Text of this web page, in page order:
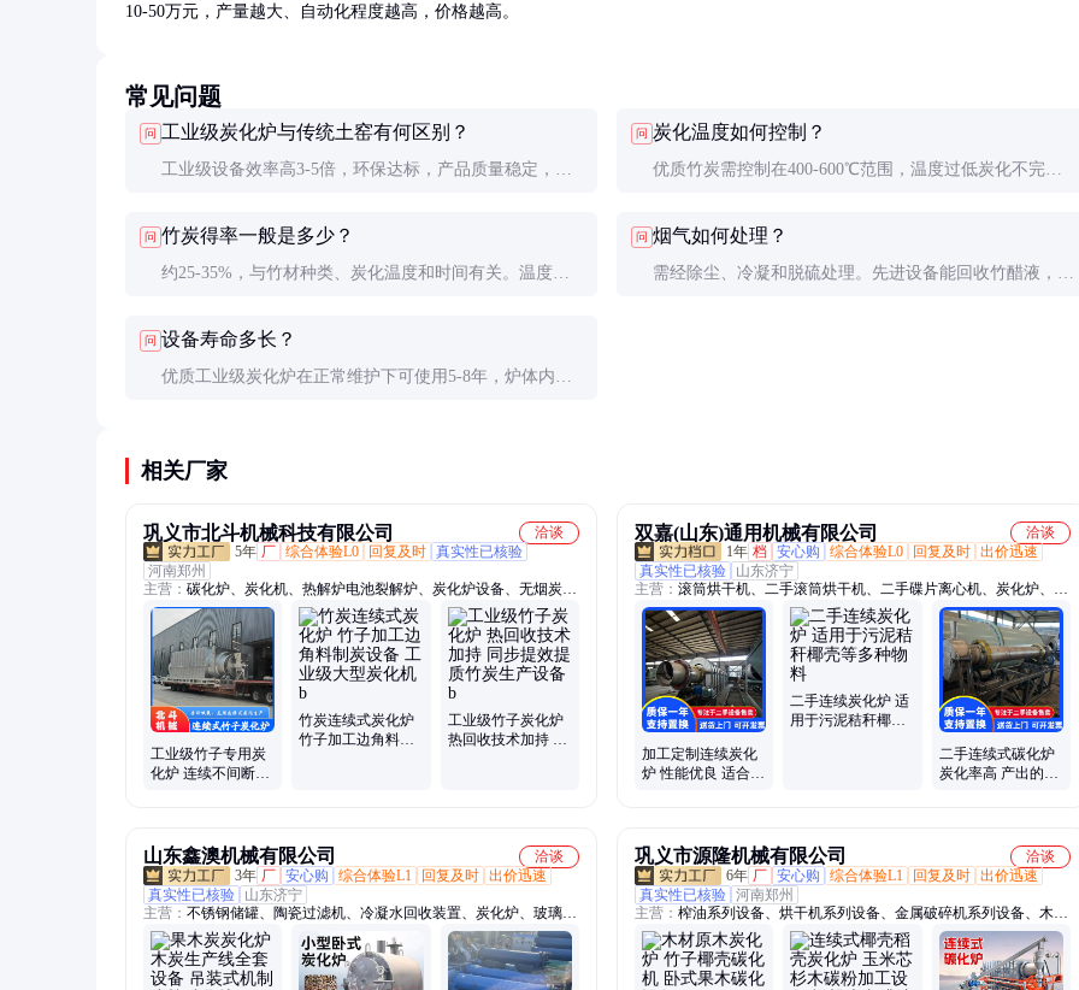
10-50万元，产量越大、自动化程度越高，价格越高。
常见问题
问 工业级炭化炉与传统土窑有何区别？
工业级设备效率高3-5倍，环保达标，产品质量稳定，劳
一致性差。
问 炭化温度如何控制？
优质竹炭需控制在400-600℃范围，温度过低炭化不完
曲线。
问 竹炭得率一般是多少？
约25-35%，与竹材种类、炭化温度和时间有关。温度适
问 烟气如何处理？
需经除尘、冷凝和脱硫处理。先进设备能回收竹醋液，剩
问 设备寿命多长？
优质工业级炭化炉在正常维护下可使用5-8年，炉体内衬
相关厂家
巩义市北斗机械科技有限公司
洽谈
5年 厂 综合体验L0 回复及时 真实性已核验
河南郑州
主营： 碳化炉、炭化机、热解炉电池裂解炉、炭化炉设备、无烟炭化
炉、连续式炭化炉、木炭炭化炉、高温炭化炉、秸秆炭化炉、椰壳炭
化炉、脱漆炉、脱漆设备、制炭机、新型炭化机、污泥炭化设备、干
馏碳化炉、卧式炭化机、小型碳化设备、木材炭化机、滚筒炭化设
备、垃圾热解炉、烘干机、粮食烘干机、污泥炭化机
工业级竹子专用炭
化炉 连续不间断环
竹炭连续式炭化炉
竹子加工边角料制
工业级竹子炭化炉
热回收技术加持 同
双嘉(山东)通用机械有限公司
洽谈
1年 档 安心购 综合体验L0 回复及时 出价迅速
真实性已核验
山东济宁
主营： 滚筒烘干机、二手滚筒烘干机、二手碟片离心机、炭化炉、离
心机、二手离心机、二手乳化机、生物质颗粒机、螺旋板换热器、列
管冷凝器、连续式碳化炉、二手气泡清洗机、不锈钢储罐、不锈钢反
应釜、电加热滚筒烘干机、有机肥烘干机、虾壳蟹壳烘干机、餐厨垃
圾烘干机、真空均质乳化机、二手餐厨垃圾烘干机、二手虾壳烘干
机、二手有机肥滚筒烘干机、二手电加热滚筒烘干机、二手连续式碳
化炉、蒸发器
加工定制连续炭化
炉 性能优良 适合竹
二手连续炭化炉 适
用于污泥秸秆椰壳
二手连续式碳化炉
炭化率高 产出的炭
山东鑫澳机械有限公司
洽谈
3年 厂 安心购 综合体验L1 回复及时 出价迅速
真实性已核验
山东济宁
主营： 不锈钢储罐、陶瓷过滤机、冷凝水回收装置、炭化炉、玻璃钢
罐、冷凝器、离心机、压滤机
巩义市源隆机械有限公司
洽谈
6年 厂 安心购 综合体验L1 回复及时 出价迅速
真实性已核验 河南郑州
主营： 榨油系列设备、烘干机系列设备、金属破碎机系列设备、木材
原木炭化炉、砂石线系列设备、铜米机、制碳系列设备